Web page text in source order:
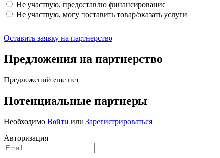
Не участвую, предоставлю финансирование
Не участвую, могу поставить товар/оказать услуги
Оставить заявку на партнерство
Предложения на партнерство
Предложений еще нет
Потенциальные партнеры
Необходимо Войти или Зарегистрироваться
Авторизация